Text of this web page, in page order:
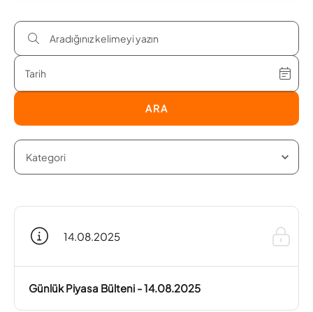
ARA
14.08.2025
Günlük Piyasa Bülteni - 14.08.2025